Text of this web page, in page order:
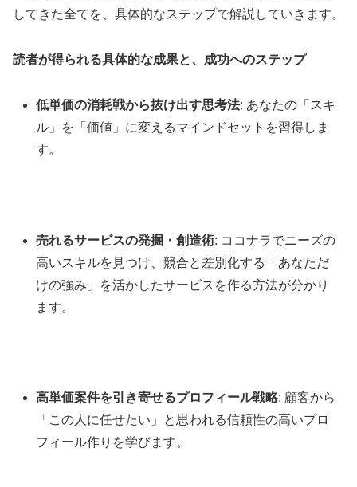
してきた全てを、具体的なステップで解説していきます。
読者が得られる具体的な成果と、成功へのステップ
低単価の消耗戦から抜け出す思考法: あなたの「スキ
ル」を「価値」に変えるマインドセットを習得しま
す。
売れるサービスの発掘・創造術: ココナラでニーズの
高いスキルを見つけ、競合と差別化する「あなただ
けの強み」を活かしたサービスを作る方法が分かり
ます。
高単価案件を引き寄せるプロフィール戦略: 顧客から
「この人に任せたい」と思われる信頼性の高いプロ
フィール作りを学びます。